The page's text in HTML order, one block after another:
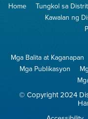
Home Tungkol sa
Kawalan ng
Mga Balita at Kaganapan
Mga Publikasyon
© Copyright 2024